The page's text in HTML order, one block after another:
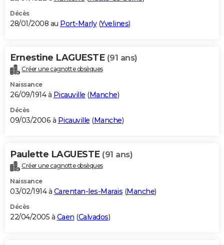
Décès
28/01/2008 au Port-Marly(Yvelines)
Ernestine LAGUESTE (91 ans)
Créer une cagnotte obsèques
Naissance
26/09/1914 à Picauville (Manche)
Décès
09/03/2006 à Picauville (Manche)
Paulette LAGUESTE (91 ans)
Créer une cagnotte obsèques
Naissance
03/02/1914 à Carentan-les-Marais (Manche)
Décès
22/04/2005 à Caen (Calvados)